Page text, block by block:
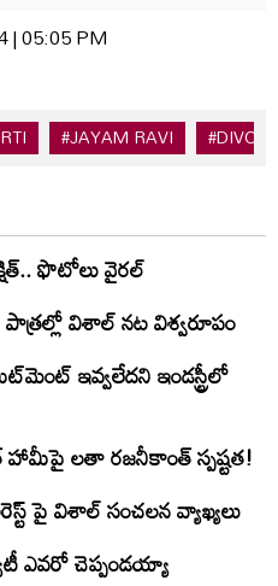
| 05:05 PM
#JAYAM RAVI
ఫొటోలు వైరల్
విశాల్ నట విశ్వరూపం
ఇవ్వలేదని ఇండస్ట్రీలో
లతా రజనీకాంత్ స్పష్టత!
పై విశాల్ సంచలన వ్యాఖ్యలు
ఎవరో చెప్పండయ్యా